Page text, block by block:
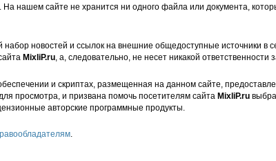
На нашем сайте не хранится ни одного файла или документа,
набор новостей и ссылок на внешние общедоступные источники в
MixliP.ru, а, следовательно, не несет никакой ответственности
и скриптах, размещенная на данном сайте,
просмотра, и призвана помочь посетителям сайта MixliP.ru
авторские программные продукты.
.